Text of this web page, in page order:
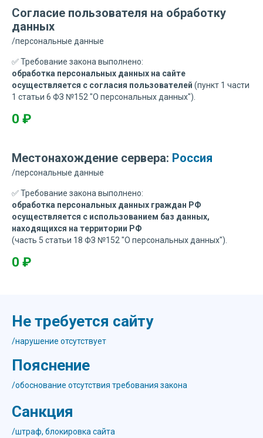
Согласие пользователя на обработку
данных
/персональные данные
✅ Требование закона выполнено:
обработка персональных данных на сайте
осуществляется с согласия пользователей (пункт 1 части
1 статьи 6 ФЗ №152 "О персональных данных").
0 ₽
Местонахождение сервера: Россия
/персональные данные
✅ Требование закона выполнено:
обработка персональных данных граждан РФ
осуществляется с использованием баз данных,
находящихся на территории РФ
(часть 5 статьи 18 ФЗ №152 "О персональных данных").
0 ₽
Не требуется сайту
/нарушение отсутствует
Пояснение
/обоснование отсутствия требования закона
Санкция
/штраф, блокировка сайта